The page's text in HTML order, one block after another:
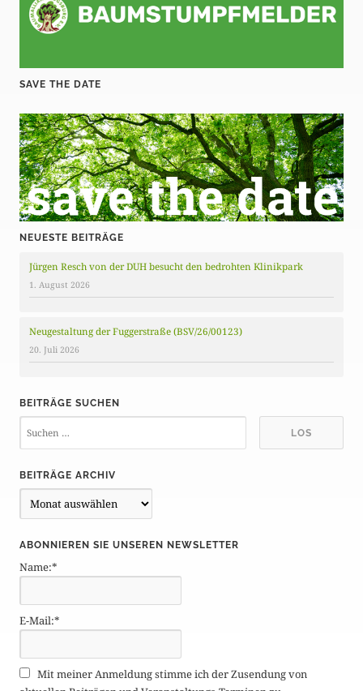
SAVE THE DATE
NEUESTE BEITRÄGE
Jürgen Resch von der DUH besucht den bedrohten Klinikpark
1. August 2026
Neugestaltung der Fuggerstraße (BSV/26/00123)
20. Juli 2026
BEITRÄGE SUCHEN
BEITRÄGE ARCHIV
e
t
r
g
e
r
c
ABONNIEREN SIE UNSEREN NEWSLETTER
Name:*
E-Mail:*
Mit meiner Anmeldung stimme ich der Zusendung von